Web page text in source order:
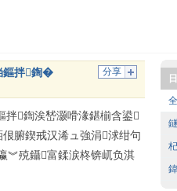
分享
鏂拌鍧�
鍧涘嵆灏嗗湪鍖椾含鍙
腑鍥戒汉浠ュ強涓浗绀句
︾殑鑷富鍒涙柊锛屼负淇